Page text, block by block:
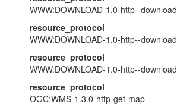
WWW:DOWNLOAD-1.0-http--download
resource_protocol
WWW:DOWNLOAD-1.0-http--download
resource_protocol
WWW:DOWNLOAD-1.0-http--download
resource_protocol
OGC:WMS-1.3.0-http-get-map